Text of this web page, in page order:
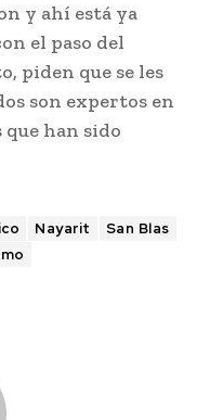
y ahí está ya
el paso del
piden que se les
son expertos en
han sido
Nayarit
San Blas